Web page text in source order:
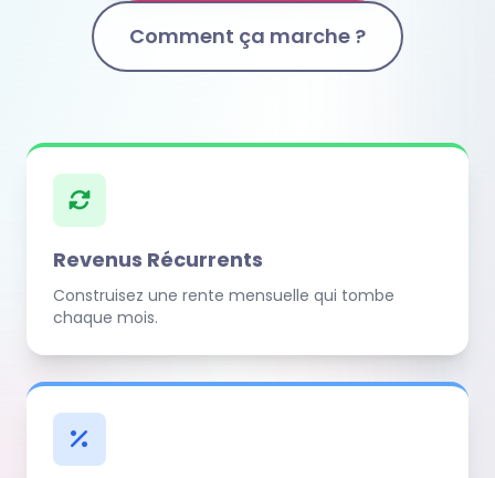
Comment ça marche ?
Revenus Récurrents
Construisez une rente mensuelle qui tombe
chaque mois.